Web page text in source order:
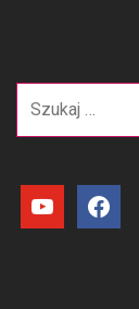
youtube facebook